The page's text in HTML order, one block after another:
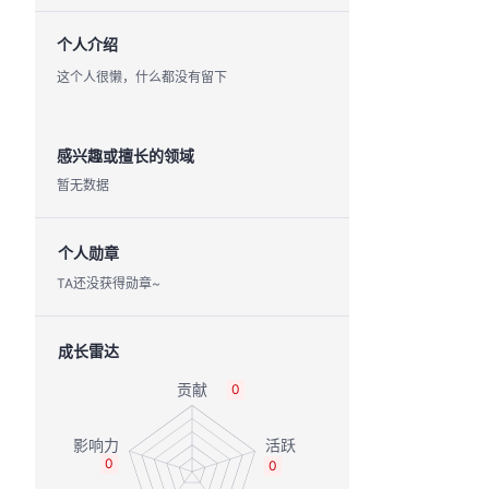
个人介绍
这个人很懒，什么都没有留下
感兴趣或擅长的领域
暂无数据
个人勋章
TA还没获得勋章~
成长雷达
0
0
0